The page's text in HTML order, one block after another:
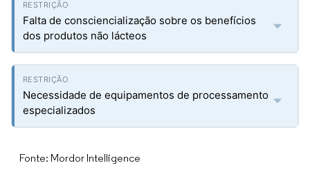
Falta de consciencialização sobre os benefícios
dos produtos não lácteos
Necessidade de equipamentos de processamento
especializados
Fonte: Mordor Intelligence